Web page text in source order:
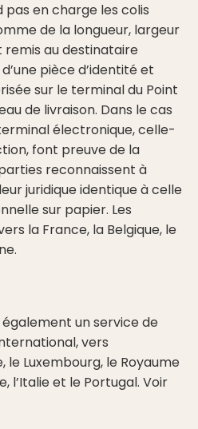
pas en charge les colis
de la longueur, largeur
remis au destinataire
pièce d’identité et
sur le terminal du Point
de livraison. Dans le cas
électronique, celle-
font preuve de la
reconnaissent à
juridique identique à celle
sur papier. Les
la France, la Belgique, le
un service de
vers
le Luxembourg, le Royaume
l’Italie et le Portugal. Voir